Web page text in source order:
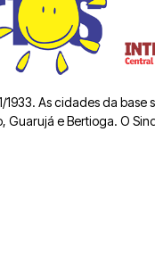
1933. As cidades da
Guarujá e Bertioga. O